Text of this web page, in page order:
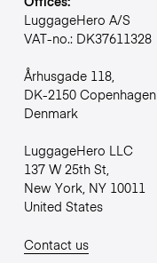
LuggageHero A/S
VAT-no.: DK37611328
Århusgade 118,
DK-2150 Copenhagen
Denmark
LuggageHero LLC
137 W 25th St,
New York, NY 10011
United States
Contact us